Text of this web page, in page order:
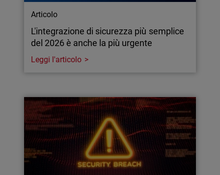
Articolo
L'integrazione di sicurezza più semplice
del 2026 è anche la più urgente
Leggi l'articolo